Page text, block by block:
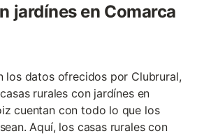
jardínes en Comarca
los datos ofrecidos por Clubrural,
rurales con jardínes en
cuentan con todo lo que los
Aquí, los casas rurales con